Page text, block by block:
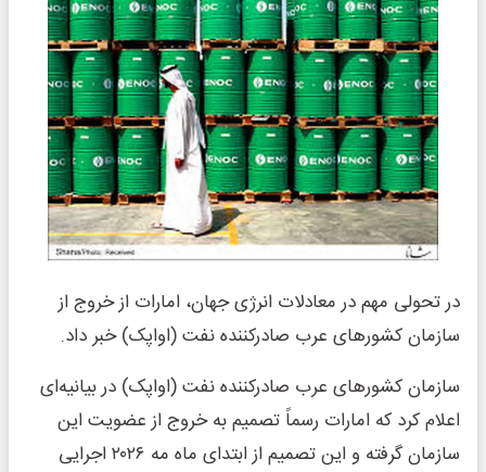
در تحولی مهم در معادلات انرژی جهان، امارات از خروج از
سازمان کشورهای عرب صادرکننده نفت (اواپک) خبر داد.
سازمان کشورهای عرب صادرکننده نفت (اواپک) در بیانیه‌ای
اعلام کرد که امارات رسماً تصمیم به خروج از عضویت این
سازمان گرفته و این تصمیم از ابتدای ماه مه ۲۰۲۶ اجرایی